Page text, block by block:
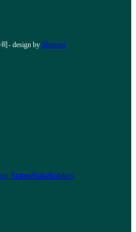
- design by Morcept
StatusStakeholders